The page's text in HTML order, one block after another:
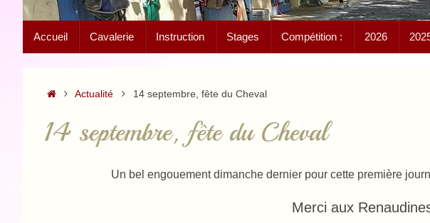
contenu
Accueil Cavalerie Instruction Stages Compétition : 2026
Accueil
Actualité 14 septembre, fête du Cheval
14 septembre, fête du Cheval
Un bel engouement dimanche dernier pour cette première
Merci aux